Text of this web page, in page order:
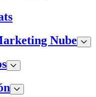
Nube